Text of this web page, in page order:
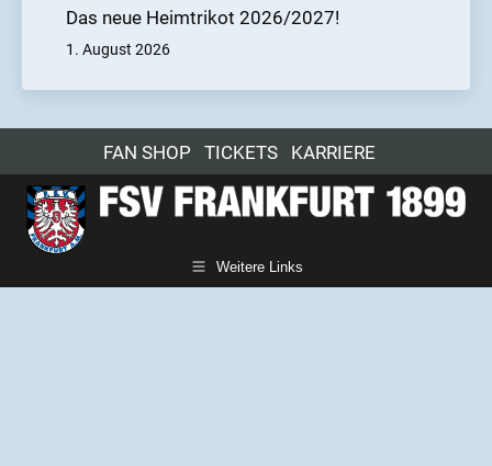
Das neue Heimtrikot 2026/2027!
1. August 2026
FAN SHOP TICKETS KARRIERE
Weitere Links